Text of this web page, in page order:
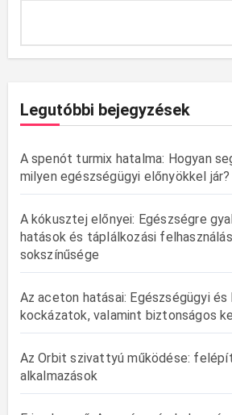
Legutóbbi bejegyzések
A spenót turmix hatalma: Hogyan
milyen egészségügyi előnyökkel jár?
A kókusztej előnyei: Egészségre
hatások és táplálkozási
sokszínűsége
Az aceton hatásai: Egészségügyi
kockázatok, valamint biztonságos
Az Orbit szivattyú működése:
alkalmazások